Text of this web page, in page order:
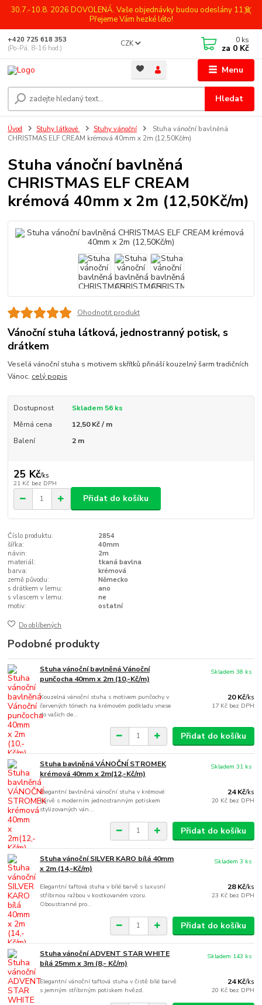
30.7.-10.8. 2026 DOVOLENÁ. Vaše objednávky budou odeslány 11.8.
Přejeme Vám hezké léto!
Menu
CZK
Hledat
+420 725 618 353
(Po-Pá, 8-16 hod.)
0 ks
za 0 Kč
Úvod Stuhy látkové Stuhy vánoční
Stuha vánoční bavlněná
CHRISTMAS ELF CREAM krémová 40mm x 2m (12,50Kč/m)
Stuha vánoční bavlněná
CHRISTMAS ELF CREAM
krémová 40mm x 2m (12,50Kč/m)
Ohodnotit produkt
Vánoční stuha látková, jednostranný potisk, s
drátkem
Veselá vánoční stuha s motivem skřítků přináší kouzelný šarm tradičních
Vánoc. celý popis
Dostupnost
Skladem 56 ks
Měrná cena
12,50 Kč / m
Balení
2 m
25 Kč/ks
21 Kč bez DPH
Přidat do košíku
Číslo produktu:
2854
šířka:
40mm
návin:
2m
materiál:
tkaná bavlna
barva:
krémová
země původu:
Německo
s drátkem v lemu:
ano
s vlascem v lemu:
ne
motiv:
ostatní
Do oblíbených
Podobné produkty
Stuha vánoční bavlněná Vánoční
punčocha 40mm x 2m (10,-Kč/m)
Kouzelná vánoční stuha s motivem punčochy v
červených tónech na krémovém podkladu vnese
do vašich de...
20 Kč/ks
17 Kč bez DPH
Skladem 38 ks
Přidat do košíku
Stuha bavlněná VÁNOČNÍ STROMEK
krémová 40mm x 2m(12,-Kč/m)
Elegantní bavlněná vánoční stuha v krémové
barvě s moderním jednostranným potiskem
stylizovaných ván...
24 Kč/ks
20 Kč bez DPH
Skladem 31 ks
Přidat do košíku
Stuha vánoční SILVER KARO bílá 40mm
x 2m (14,-Kč/m)
Elegantní taftová stuha v bílé barvě s luxusní
stříbrnou ražbou v kostkovaném vzoru.
Oboustranné pro...
28 Kč/ks
23 Kč bez DPH
Skladem 3 ks
Přidat do košíku
Stuha vánoční ADVENT STAR WHITE
bílá 25mm x 3m (8,- Kč/m)
Elegantní vánoční taftová stuha v čistě bílé barvě
s jemným stříbrným potiskem hvězd.
24 Kč/ks
20 Kč bez DPH
Skladem 143 ks